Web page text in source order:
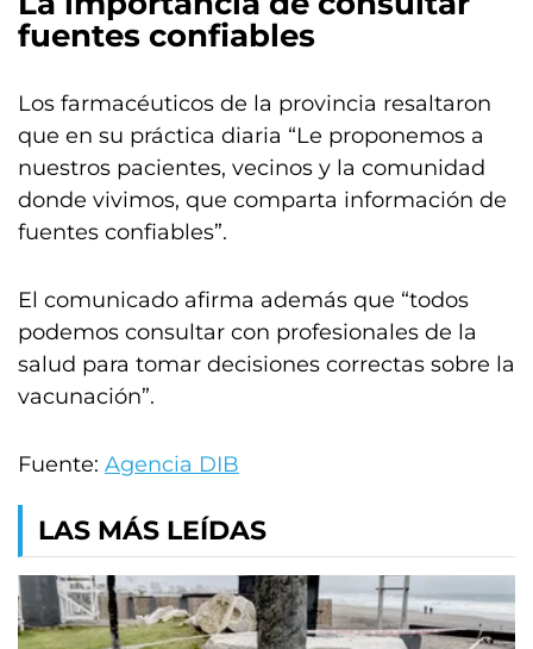
fuentes confiables
Los farmacéuticos de la provincia resaltaron
que en su práctica diaria “Le proponemos a
nuestros pacientes, vecinos y la comunidad
donde vivimos, que comparta información de
fuentes confiables”.
El comunicado afirma además que “todos
podemos consultar con profesionales de la
salud para tomar decisiones correctas sobre la
vacunación”.
Fuente: Agencia DIB
LAS MÁS LEÍDAS